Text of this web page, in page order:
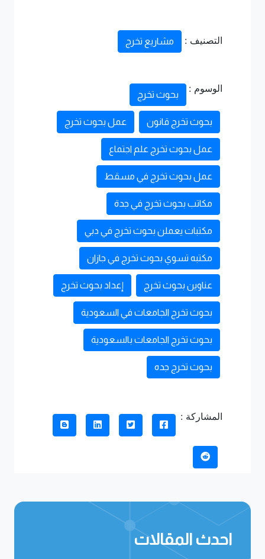
التصنيف : مشاريع تخرج
الوسوم :
بحوث تخرج
بحوث تخرج قانون عمل بحوث تخرج
عمل بحوث تخرج علم اجتماع
عمل بحوث تخرج في مسقط
مكاتب بحوث تخرج في جدة
مكتبات يعملن بحوث تخرج في دبي
مكتبه تسوي بحوث تخرج في جازان
عناوين بحوث تخرج إعداد بحوث تخرج
بحوث تخرج الجامعات في السعودية
بحوث تخرج الجامعات بالسعودية
بحوث تخرج جده
المشاركة :
احدث المقالات